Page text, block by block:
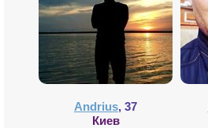
Andrius, 37
Киев